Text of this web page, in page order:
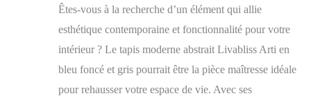
Êtes-vous à la recherche d’un élément qui allie
esthétique contemporaine et fonctionnalité pour votre
intérieur ? Le tapis moderne abstrait Livabliss Arti en
bleu foncé et gris pourrait être la pièce maîtresse idéale
pour rehausser votre espace de vie. Avec ses